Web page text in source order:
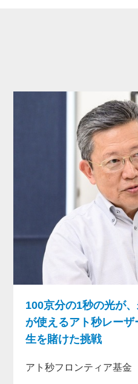
100京分の1秒の光が
が使えるアト秒レー
生を賭けた挑戦
アト秒フロンティア基金